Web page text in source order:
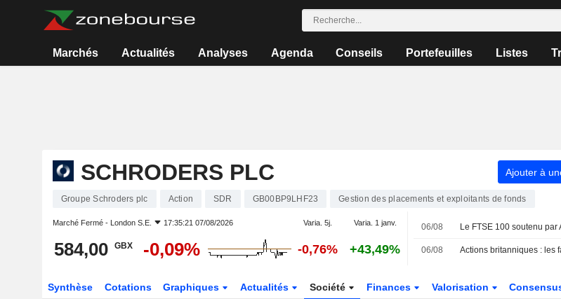
Marchés Actualités Analyses Agenda Conseils Portefeuilles Listes
SCHRODERS PLC Ajouter à
Groupe Schroders plc Action SDR GB00BP9LHF23 Gestion des placements et exploitants de fonds
Marché Fermé - London S.E. 17:35:21 07/08/2026 Varia. 5j. Varia. 1 janv.
584,00 GBX -0,09% -0,76% +43,49%
06/08
06/08
Synthèse Cotations Graphiques Actualités Société Finances Valorisation